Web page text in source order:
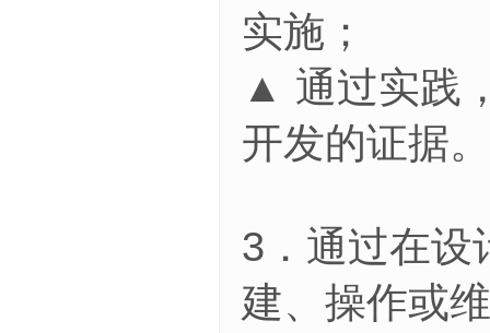
实施；
▲ 通过实践
开发的证据。
3．通过在设
建、操作或